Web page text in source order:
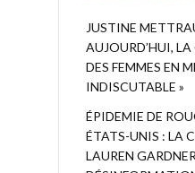
JUSTINE
AUJOURD’HUI,
DES FEMMES EN
INDISCUTABLE »
ÉPIDEMIE DE
ÉTATS-UNIS : LA
LAUREN